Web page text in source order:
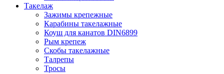
Такелаж
Зажимы крепежные
Карабины такелажные
Коуш для канатов DIN6899
Рым крепеж
Скобы такелажные
Талрепы
Тросы